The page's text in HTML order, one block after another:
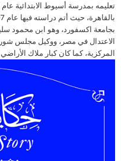
بجامعة اكسفورد، وهو ابن محمود
الاعتدال في مصر، ووكيل مجلس
المركزية، كما كان كبار ملاك